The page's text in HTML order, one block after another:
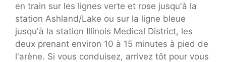
en train sur les lignes verte et rose jusqu'à la
station Ashland/Lake ou sur la ligne bleue
jusqu'à la station Illinois Medical District, les
deux prenant environ 10 à 15 minutes à pied de
l'arène. Si vous conduisez, arrivez tôt pour vous